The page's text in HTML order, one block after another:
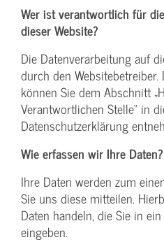
Wer ist verantwortlich für
dieser Website?
Die Datenverarbeitung auf
durch den
können Sie dem Abschnitt
Verantwortlichen Stelle“ in
Datenschutzerklärung
Wie erfassen wir Ihre Daten?
Ihre Daten werden zum
Sie uns diese mitteilen.
Daten handeln, die Sie in
eingeben.